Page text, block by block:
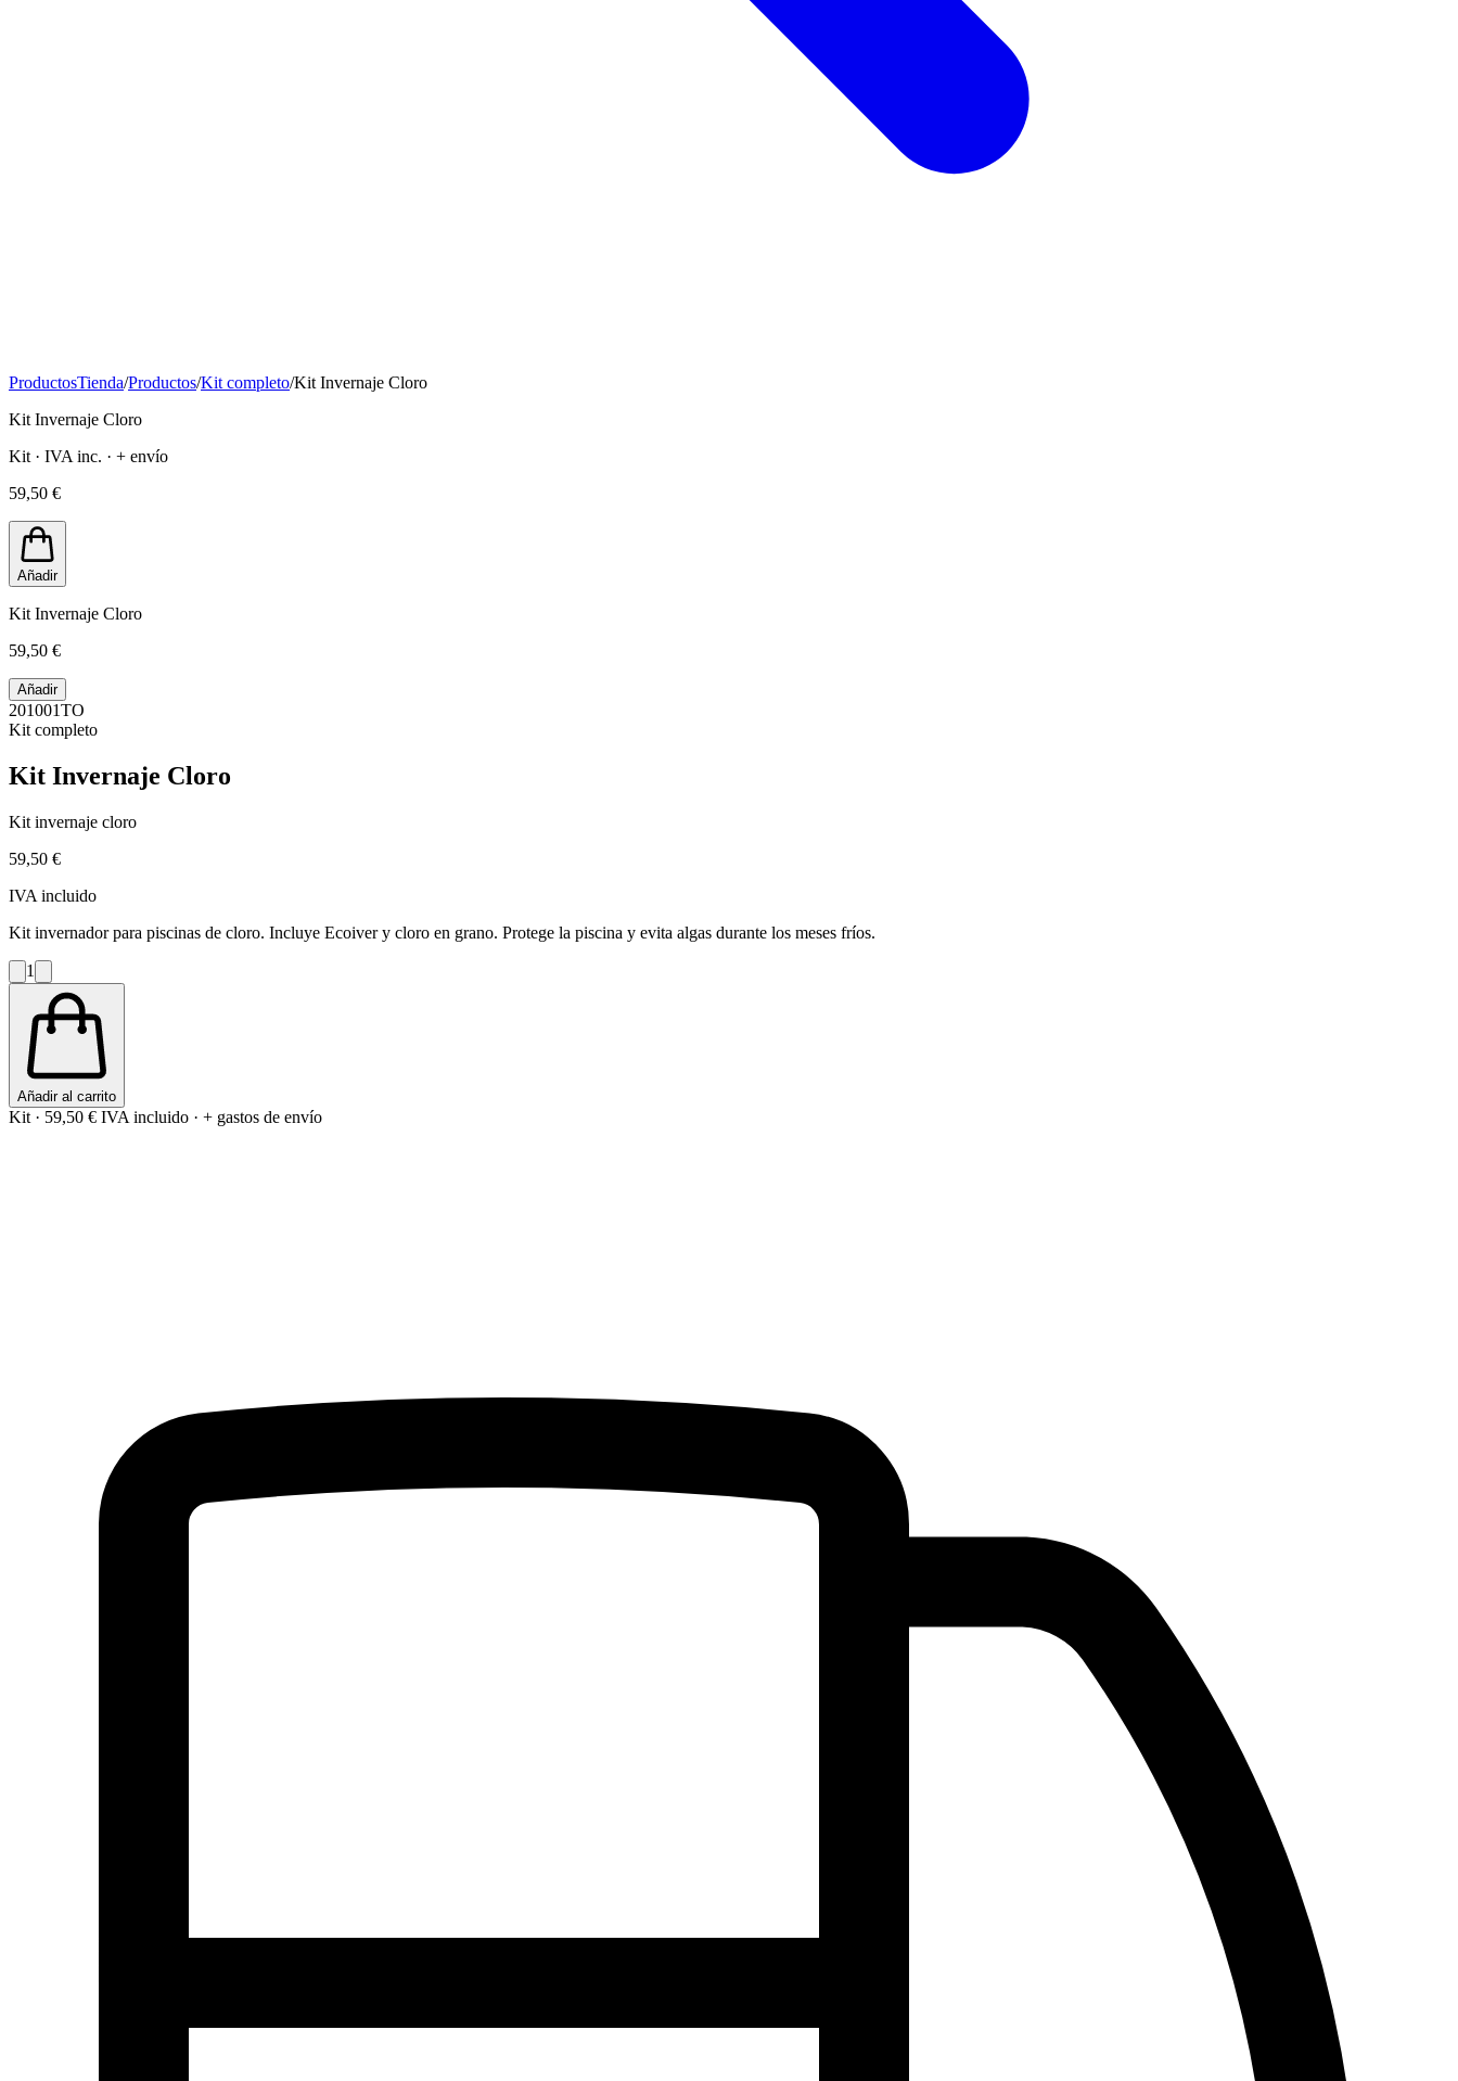
ProductosTienda/Productos/Kit completo/Kit Invernaje Cloro
Kit Invernaje Cloro
Kit · IVA inc. · + envío
59,50 €
Añadir
Kit Invernaje Cloro
59,50 €
Añadir
201001TO
Kit completo
Kit Invernaje Cloro
Kit invernaje cloro
59,50 €
IVA incluido
Kit invernador para piscinas de cloro. Incluye Ecoiver y cloro en grano. Protege la piscina y evita algas durante los meses fríos.
1
Añadir al carrito
Kit · 59,50 € IVA incluido · + gastos de envío